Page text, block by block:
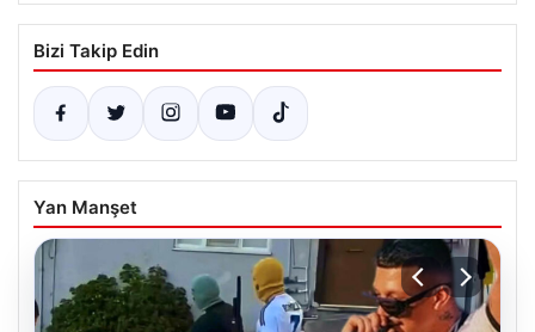
Bizi Takip Edin
Yan Manşet